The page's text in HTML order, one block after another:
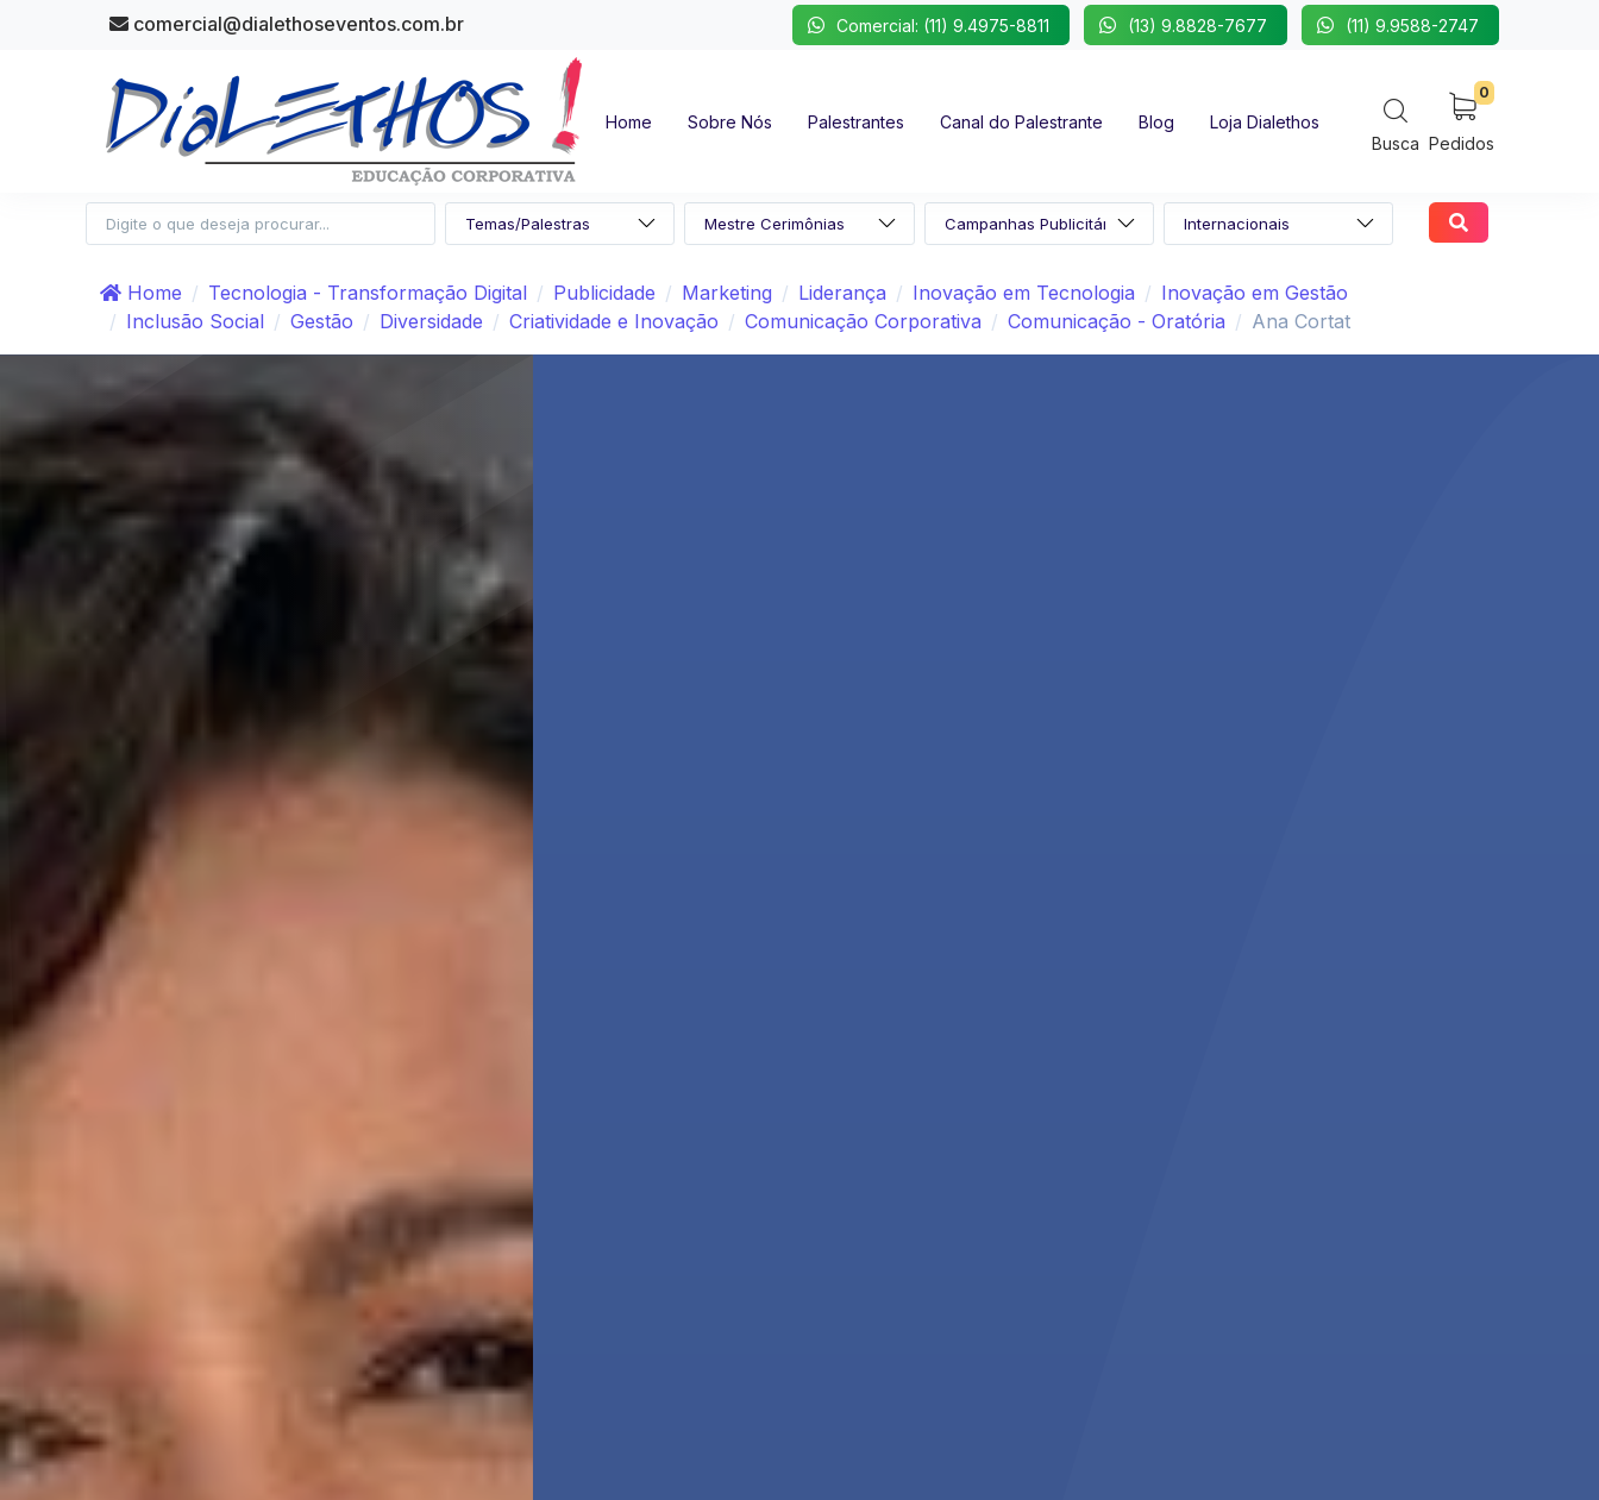
comercial@dialethoseventos.com.br Comercial: (11) 9.4975-8811 (13) 9.8828-7677 (11) 9.9588-2747
Home Sobre Nós Palestrantes Canal do Palestrante Blog
Loja Dialethos
Busca
0
Pedidos
Home Tecnologia - Transformação Digital Publicidade Marketing Liderança Inovação em Tecnologia
Inovação em Gestão
Inclusão Social
Gestão Diversidade Criatividade e Inovação Comunicação Corporativa Comunicação - Oratória Ana Cortat